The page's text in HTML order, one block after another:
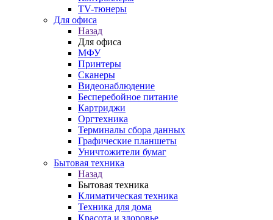
TV-тюнеры
Для офиса
Назад
Для офиса
МФУ
Принтеры
Сканеры
Видеонаблюдение
Бесперебойное питание
Картриджи
Оргтехника
Терминалы сбора данных
Графические планшеты
Уничтожители бумаг
Бытовая техника
Назад
Бытовая техника
Климатическая техника
Техника для дома
Красота и здоровье